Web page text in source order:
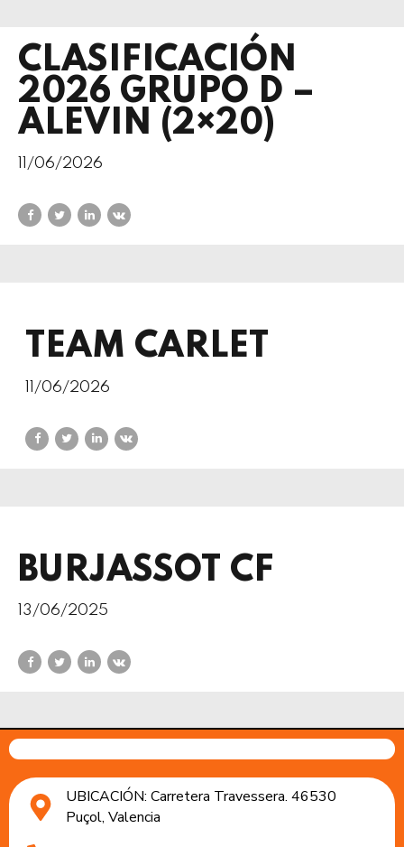
CLASIFICACIÓN
2026 GRUPO D –
ALEVIN (2×20)
11/06/2026
TEAM CARLET
11/06/2026
BURJASSOT CF
13/06/2025
UBICACIÓN: Carretera Travessera. 46530
Puçol, Valencia